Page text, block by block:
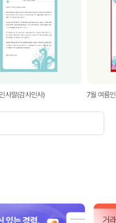
사말(감사인사) 7월 여름